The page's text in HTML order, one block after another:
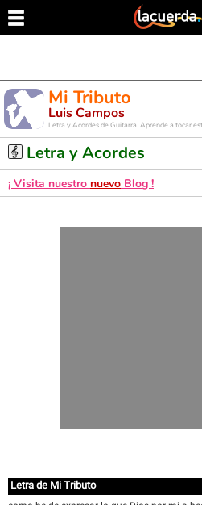
Mi Tributo
Luis Campos
Letra y Acordes de Guitarra. Aprende a tocar
Letra y Acordes
¡ Visita nuestro nuevo Blog !
Letra de Mi Tributo